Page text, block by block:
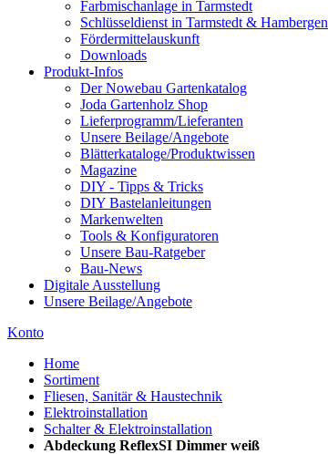
Farbmischanlage in Tarmstedt
Schlüsseldienst in Tarmstedt & Hambergen
Fördermittelauskunft
Downloads
Produkt-Infos
Der Nowebau Gartenkatalog
Joda Gartenholz Shop
Lieferprogramm/Lieferanten
Unsere Beilage/Angebote
Blätterkataloge/Produktwissen
Magazine
DIY - Tipps & Tricks
DIY Bastelanleitungen
Markenwelten
Tools & Konfiguratoren
Unsere Bau-Ratgeber
Bau-News
Digitale Ausstellung
Unsere Beilage/Angebote
Konto
Home
Sortiment
Fliesen, Sanitär & Haustechnik
Elektroinstallation
Schalter & Elektroinstallation
Abdeckung ReflexSI Dimmer weiß